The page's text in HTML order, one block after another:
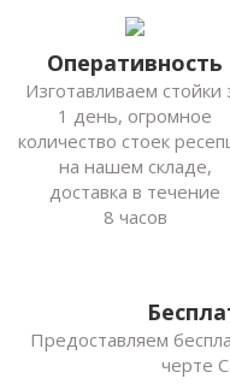
Оперативность
Изготавливаем стойки
1 день, огромное
количество стоек
на нашем складе,
доставка в течение
8 часов
Предоставляем
черте